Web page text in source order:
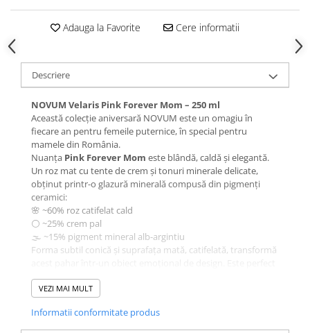
Adauga la Favorite Cere informatii
Descriere
NOVUM Velaris Pink Forever Mom – 250 ml
Această colecție aniversară NOVUM este un omagiu în
fiecare an pentru femeile puternice, în special pentru
mamele din România.
Nuanța Pink Forever Mom este blândă, caldă și elegantă.
Un roz mat cu tente de crem și tonuri minerale delicate,
obținut printr-o glazură minerală compusă din pigmenți
ceramici:
🌸 ~60% roz catifelat cald
⚪ ~25% crem pal
🌫️ ~15% pigment mineral alb-argintiu
Forma subtil conică și suprafața mată, catifelată, transformă
caceașcă de cafea cappuccino, latte sau flat white
și ca recipient elegant pentru servirea de deserturi fine.
– Modelată în gresie ceramică densă
– Arsă la peste 1280°C pentru durabilitate superioară
VEZI MAI MULT
Informatii conformitate produs